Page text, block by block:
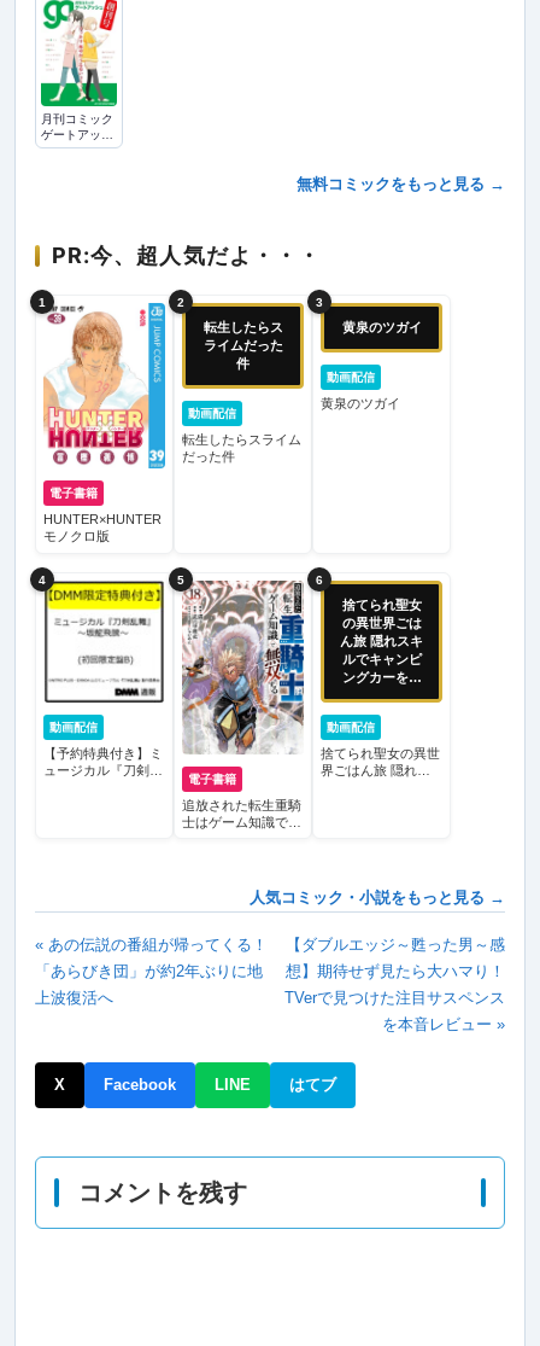
月刊コミック
ゲートアッシ
ュ創刊号
無料コミックをもっと見る →
PR:今、超人気だよ・・・
1
電子書籍
HUNTER×HUNTER
モノクロ版
2
転生したらス
ライムだった
件
動画配信
転生したらスライム
だった件
3
黄泉のツガイ
動画配信
黄泉のツガイ
4
動画配信
【予約特典付き】ミ
ュージカル『刀剣乱
5
電子書籍
追放された転生重騎
士はゲーム知識で無
6
捨てられ聖女
の異世界ごは
ん旅 隠れスキ
ルでキャンピ
ングカーを召
動画配信
捨てられ聖女の異世
界ごはん旅 隠れス
人気コミック・小説をもっと見る →
« あの伝説の番組が帰ってくる！
「あらびき団」が約2年ぶりに地
上波復活へ
【ダブルエッジ～甦った男～感
想】期待せず見たら大ハマり！
TVerで見つけた注目サスペンス
を本音レビュー »
X Facebook LINE はてブ
コメントを残す